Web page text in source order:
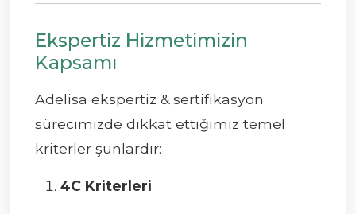
Ekspertiz Hizmetimizin
Kapsamı
Adelisa ekspertiz & sertifikasyon
sürecimizde dikkat ettiğimiz temel
kriterler şunlardır:
4C Kriterleri